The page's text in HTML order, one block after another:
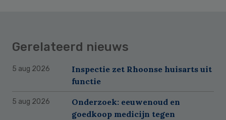
Gerelateerd nieuws
5 aug 2026
Inspectie zet Rhoonse huisarts uit
functie
5 aug 2026
Onderzoek: eeuwenoud en
goedkoop medicijn tegen